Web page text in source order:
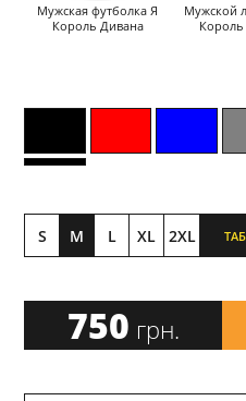
Мужская футболка Я
Король Дивана
Мужской
S M L XL 2XL
750 грн.